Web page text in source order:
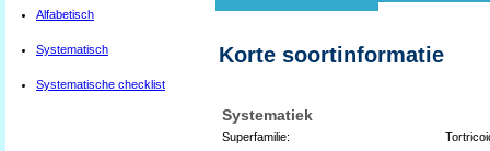
Alfabetisch
Systematisch
Systematische checklist
Korte soortinformatie
Systematiek
Superfamilie: